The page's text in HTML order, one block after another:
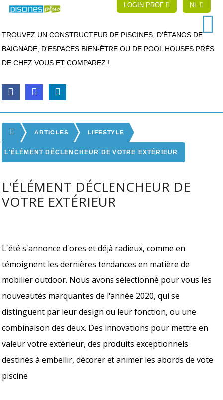
LOGIN PROF NL
TROUVEZ UN CONSTRUCTEUR DE PISCINES, D'ÉTANGS DE
BAIGNADE, D'ESPACES BIEN-ÊTRE OU DE POOL HOUSES PRÈS
DE CHEZ VOUS ET COMPAREZ !
ARTICLES LIFESTYLE
L'ÉLÉMENT DÉCLENCHEUR DE VOTRE EXTÉRIEUR
L'ÉLÉMENT DÉCLENCHEUR DE
VOTRE EXTÉRIEUR
L'été s'annonce d'ores et déjà radieux, comme en
témoignent les dernières tendances en matière de
mobilier outdoor. Nous avons sélectionné pour vous les
nouveautés marquantes de l'année 2020, qui se
distinguent par leur design ou leur fonction, ou une
combinaison des deux. Des innovations pour mettre en
valeur votre extérieur, des produits exceptionnels
destinés à embellir, décorer et animer les abords de vote
piscine